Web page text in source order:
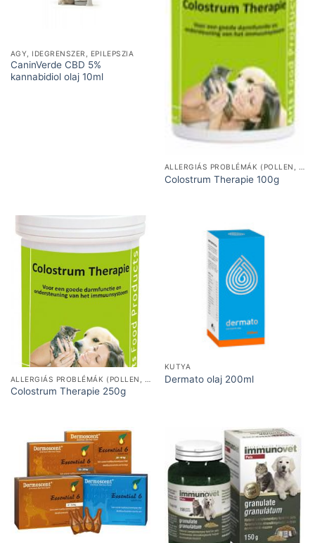
AGY, IDEGRENSZER, EPILEPSZIA
CaninVerde CBD 5%
kannabidiol olaj 10ml
Colostrum Therapie 100g
Colostrum Therapie 250g
KUTYA
Dermato olaj 200ml